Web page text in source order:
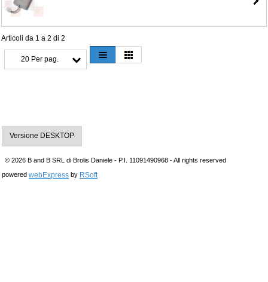
Articoli da 1 a 2 di 2
20 Per pag.
Versione DESKTOP
© 2026 B and B SRL di Brolis Daniele - P.I. 11091490968 - All rights reserved
powered webExpress by RSoft